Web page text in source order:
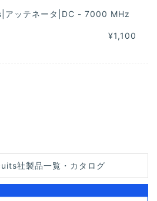
ッテネータ|DC - 7000 MHz
¥1,100
社製品一覧・カタログ